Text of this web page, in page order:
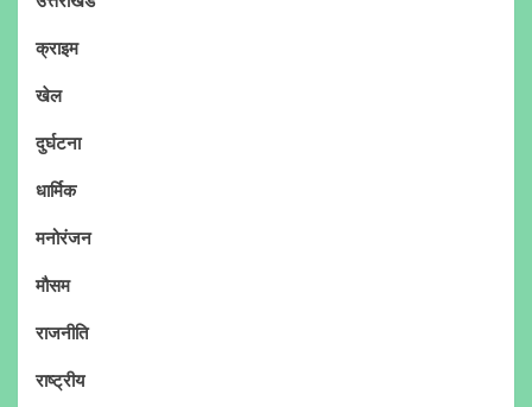
क्राइम
खेल
दुर्घटना
धार्मिक
मनोरंजन
मौसम
राजनीति
राष्ट्रीय